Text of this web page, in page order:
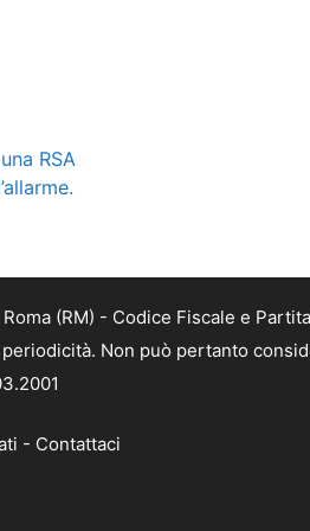
RSA
(RM) - Codice Fiscale e
Non può pertanto
- Contattaci